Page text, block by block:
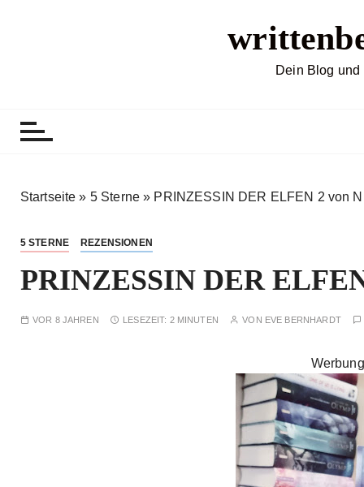
Dein Blog und
Startseite » 5 Sterne» PRINZESSIN DER ELFEN 2 von
5 STERNE REZENSIONEN
PRINZESSIN DER
VOR 8 JAHREN LESEZEIT: 2 MINUTEN VON EVE BERNHARDT